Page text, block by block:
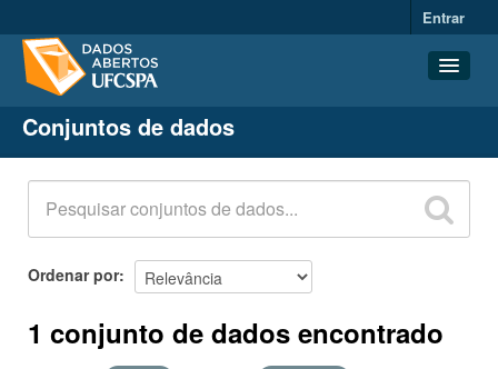
Entrar
Conjuntos de dados
Organizações
Grupos
Sobre
Conjuntos de dados
Ordenar por
1 conjunto de dados encontrado